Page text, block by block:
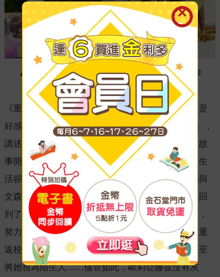
▲首刷限定版附錄✦32P特典小冊子 ✦首刷書卡
《重生之後與前世戀人重新展開魔法學校生活※可是
好感度為0》的背景設定在虛構的「拉根魔法學校」，
講述女主角歐莉亞娜與戀人文森深刻的命運之戀。故
事開端於兩人十七歲的春天，原本甜蜜的魔法學校生
活卻在一次神秘死亡事件中戛然而止——歐莉亞娜與
文森雙雙猝死。然而，歐莉亞娜醒來後卻發現自己回
到了七歲，但仍然保留前世記憶。她立志守護愛人，
努力成為魔法學校菁英，期盼與文森再度相遇。但重
返校園後，歐莉亞娜卻發現文森對她毫無記憶，甚至
將她視為陌生人……儘管如此，歐莉亞娜並沒有灰